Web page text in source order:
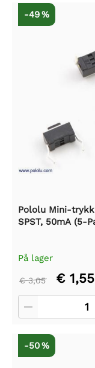
-49 %
Pololu Mini-
SPST, 50mA (5-
På lager
€ 3,05 € 1,55
-50 %